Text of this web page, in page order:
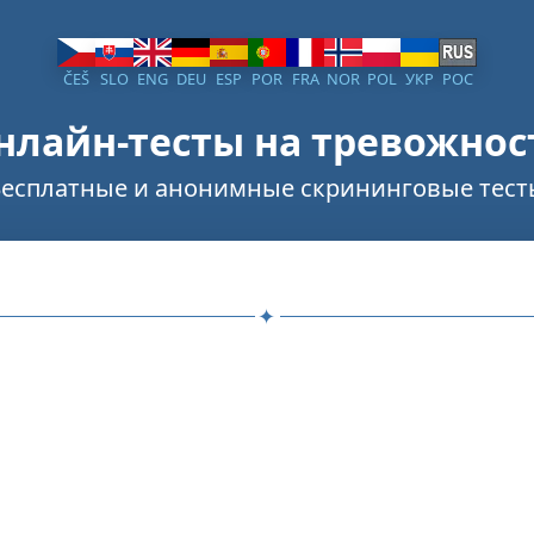
ČEŠ SLO ENG DEU ESP POR FRA NOR POL УКР РОС
тесты на
и анонимные скрининговые
✦